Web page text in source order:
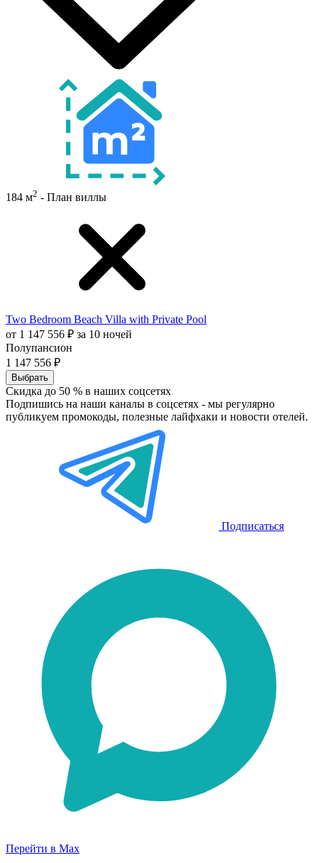
184 м2 - План виллы
Two Bedroom Beach Villa with Private Pool
от 1 147 556 ₽ за 10 ночей
Полупансион
1 147 556 ₽
Выбрать
Скидка до 50 % в наших соцсетях
Подпишись на наши каналы в соцсетях - мы регулярно
публикуем промокоды, полезные лайфхаки и новости отелей.
Подписаться
Перейти в Max